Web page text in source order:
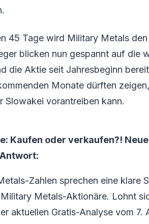
45 Tage wird Military Metals
blicken nun gespannt auf die
die Aktie seit Jahresbeginn
Monate dürften
Slowakei vorantreiben kann.
Kaufen oder verkaufen?!
Zahlen sprechen eine klare
Metals-Aktionäre. Lohnt
aktuellen Gratis-Analyse vom